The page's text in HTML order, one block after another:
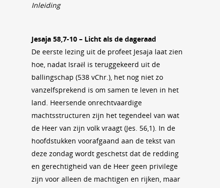
Inleiding
Jesaja 58,7-10 – Licht als de dageraad
De eerste lezing uit de profeet Jesaja laat zien
hoe, nadat Israël is teruggekeerd uit de
ballingschap (538 vChr.), het nog niet zo
vanzelfsprekend is om samen te leven in het
land. Heersende onrechtvaardige
machtsstructuren zijn het tegendeel van wat
de Heer van zijn volk vraagt (Jes. 56,1). In de
hoofdstukken voorafgaand aan de tekst van
deze zondag wordt geschetst dat de redding
en gerechtigheid van de Heer geen privilege
zijn voor alleen de machtigen en rijken, maar